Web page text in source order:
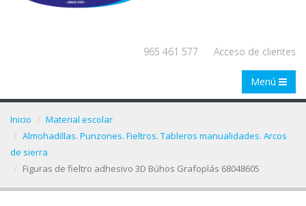
965 461 577 Acceso de clientes
Menú
Inicio
Material escolar
Almohadillas. Punzones. Fieltros. Tableros manualidades. Arcos
de sierra
Figuras de fieltro adhesivo 3D Búhos Grafoplás 68048605